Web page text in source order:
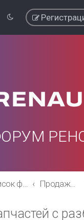
Список форумов Продажа, выбор, поиск, каталожные номера запчастей
с